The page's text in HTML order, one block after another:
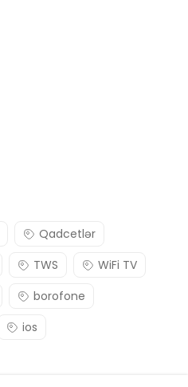
Qadcetlər
TWS
WiFi TV
borofone
ios